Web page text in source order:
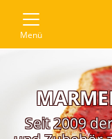
Menü
Seit 2009